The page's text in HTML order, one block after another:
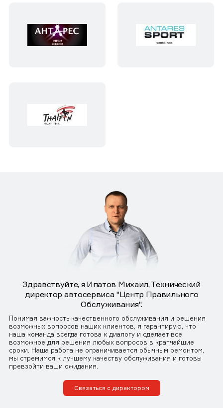
Здравствуйте, я Ипатов Михаил, Технический
директор автосервиса "Центр Правильного
Обслуживания".
Понимая важность качественного обслуживания и решения
возможных вопросов наших клиентов, я гарантирую, что
наша команда всегда готова к диалогу и сделает все
возможное для решения любых вопросов в кратчайшие
сроки. Наша работа не ограничивается обычным ремонтом,
мы стремимся к лучшему качеству обслуживания и готовы
превзойти ваши ожидания.
Связаться с директором